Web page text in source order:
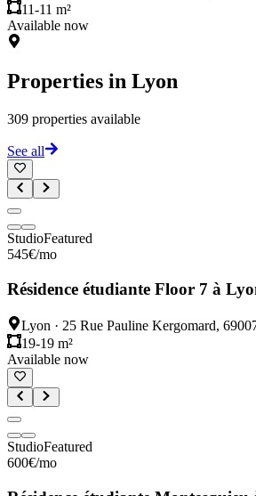
11-11 m²
Available now
Properties in Lyon
309 properties available
See all
StudioFeatured
545€/mo
Résidence étudiante Floor 7 à
Lyon · 25 Rue Pauline Kergomard,
19-19 m²
Available now
StudioFeatured
600€/mo